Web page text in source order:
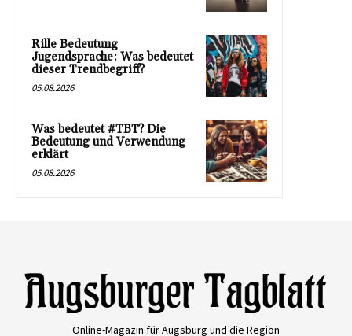
Rille Bedeutung
Jugendsprache: Was bedeutet
dieser Trendbegriff?
05.08.2026
Was bedeutet #TBT? Die
Bedeutung und Verwendung
erklärt
05.08.2026
Online-Magazin für Augsburg und die Region